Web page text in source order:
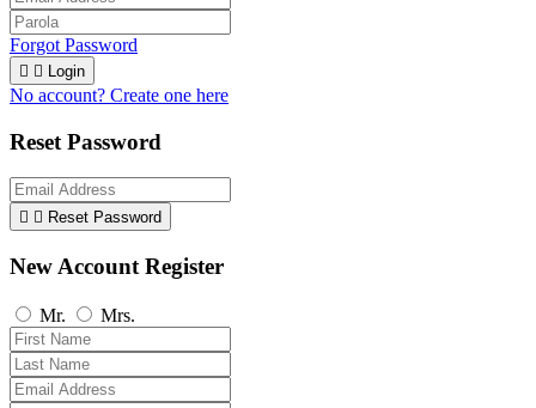
Forgot Password
  Login
No account? Create one here
Reset Password
  Reset Password
New Account Register
Mr. Mrs.